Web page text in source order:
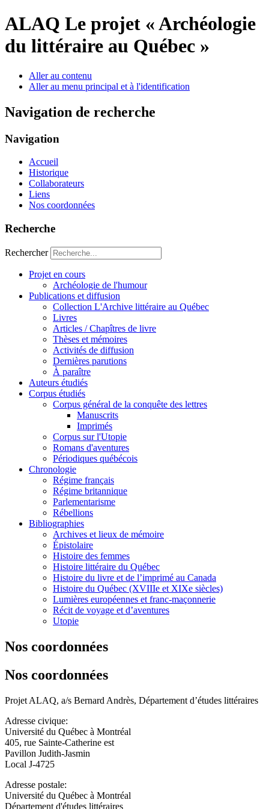
ALAQ Le projet « Archéologie
du littéraire au Québec »
Aller au contenu
Aller au menu principal et à l'identification
Navigation de recherche
Navigation
Accueil
Historique
Collaborateurs
Liens
Nos coordonnées
Recherche
Rechercher
Projet en cours
Archéologie de l'humour
Publications et diffusion
Collection L'Archive littéraire au Québec
Livres
Articles / Chapîtres de livre
Thèses et mémoires
Activités de diffusion
Dernières parutions
À paraître
Auteurs étudiés
Corpus étudiés
Corpus général de la conquête des lettres
Manuscrits
Imprimés
Corpus sur l'Utopie
Romans d'aventures
Périodiques québécois
Chronologie
Régime français
Régime britannique
Parlementarisme
Rébellions
Bibliographies
Archives et lieux de mémoire
Épistolaire
Histoire des femmes
Histoire littéraire du Québec
Histoire du livre et de l’imprimé au Canada
Histoire du Québec (XVIIIe et XIXe siècles)
Lumières européennes et franc-maçonnerie
Récit de voyage et d’aventures
Utopie
Nos coordonnées
Nos coordonnées
Projet ALAQ, a/s Bernard Andrès, Département d’études littéraires
Adresse civique:
Université du Québec à Montréal
405, rue Sainte-Catherine est
Pavillon Judith-Jasmin
Local J-4725
Adresse postale:
Université du Québec à Montréal
Département d'études littéraires